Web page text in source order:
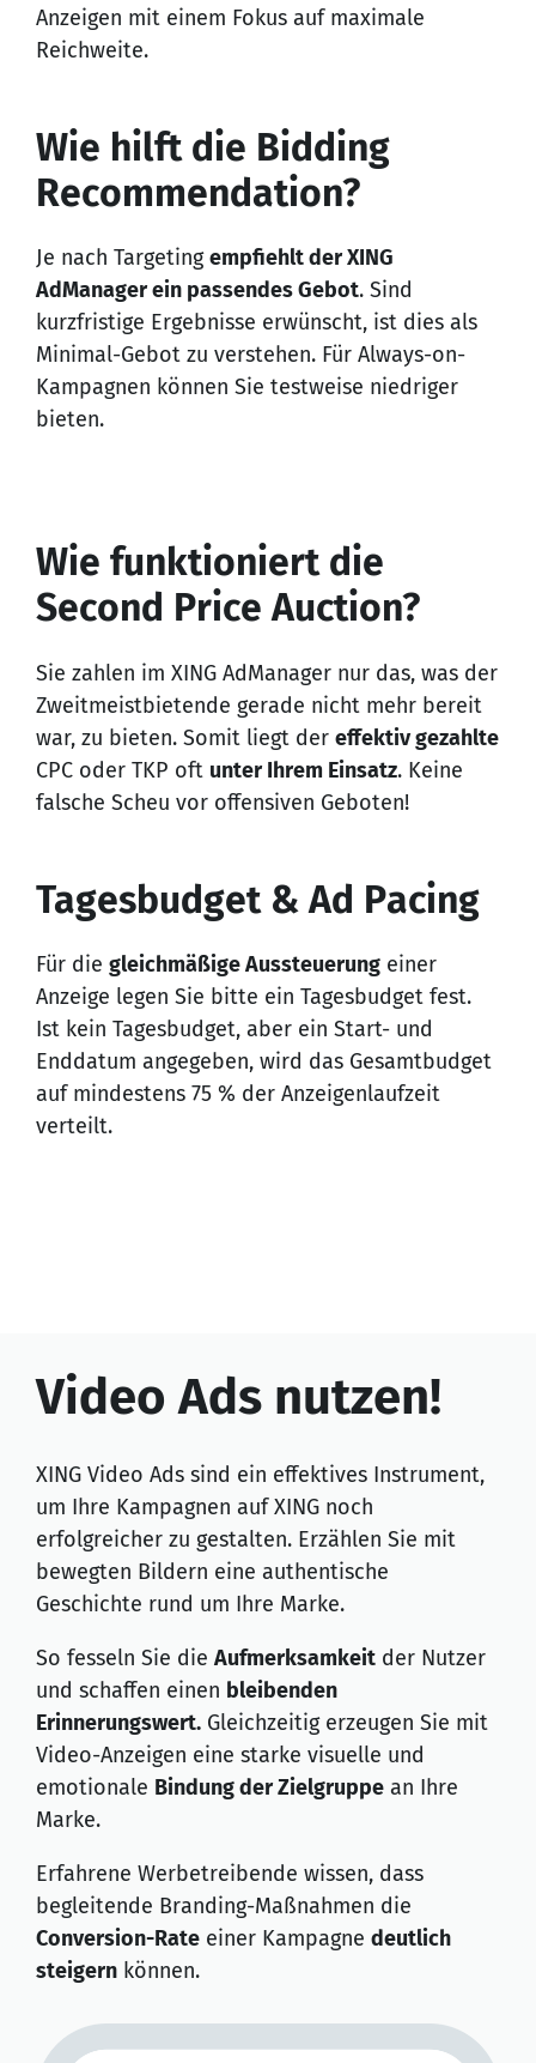
Anzeigen mit einem Fokus auf maximale
Reichweite.
Wie hilft die Bidding
Recommendation?
Je nach Targetingempfiehlt der XING
AdManager ein passendes Gebot. Sind
kurzfristige Ergebnisse erwünscht, ist dies als
Minimal-Gebot zu verstehen. Für Always-on-
Kampagnen können Sie testweise niedriger
bieten.
Wie funktioniert die
Second Price Auction?
Sie zahlen im XING AdManager nur das, was der
Zweitmeistbietende gerade nicht mehr bereit
war, zu bieten. Somit liegt der effektiv gezahlte
CPC oder TKP oft unter Ihrem Einsatz. Keine
falsche Scheu vor offensiven Geboten!
Tagesbudget & Ad Pacing
Für die gleichmäßige Aussteuerung einer
Anzeige legen Sie bitte ein Tagesbudget fest.
Ist kein Tagesbudget, aber ein Start- und
Enddatum angegeben, wird das Gesamtbudget
auf mindestens 75 % der Anzeigenlaufzeit
verteilt.
Video Ads nutzen!
XING Video Ads sind ein effektives Instrument,
um Ihre Kampagnen auf XING noch
erfolgreicher zu gestalten. Erzählen Sie mit
bewegten Bildern eine authentische
Geschichte rund um Ihre Marke.
So fesseln Sie die Aufmerksamkeit der Nutzer
und schaffen einen bleibenden
Erinnerungswert. Gleichzeitig erzeugen Sie mit
Video-Anzeigen eine starke visuelle und
emotionale Bindung der Zielgruppe an Ihre
Marke.
Erfahrene Werbetreibende wissen, dass
begleitende Branding-Maßnahmen die
Conversion-Rate einer Kampagne deutlich
steigern können.